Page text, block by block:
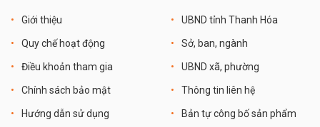
Giới thiệu
Quy chế hoạt động
Điều khoản tham gia
Chính sách bảo mật
Hướng dẫn sử dụng
UBND tỉnh Thanh Hóa
Sở, ban, ngành
UBND xã, phường
Thông tin liên hệ
Bản tự công bố sản phẩm